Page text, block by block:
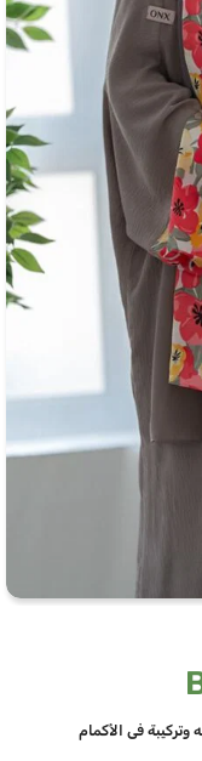
في الأكمام